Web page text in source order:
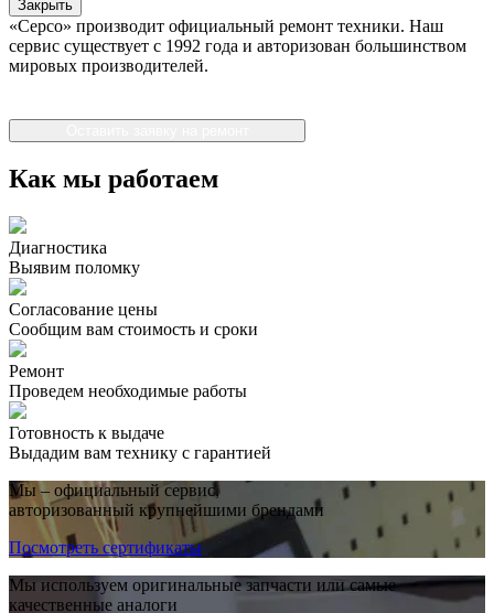
Закрыть
«Серсо» производит официальный ремонт техники. Наш
сервис существует с 1992 года и авторизован большинством
мировых производителей.
Как мы работаем
Диагностика
Выявим поломку
Согласование цены
Сообщим вам стоимость и сроки
Ремонт
Проведем необходимые работы
Готовность к выдаче
Выдадим вам технику с гарантией
Мы – официальный сервис,
авторизованный крупнейшими брендами
Посмотреть сертификаты
Мы используем оригинальные запчасти или самые
качественные аналоги